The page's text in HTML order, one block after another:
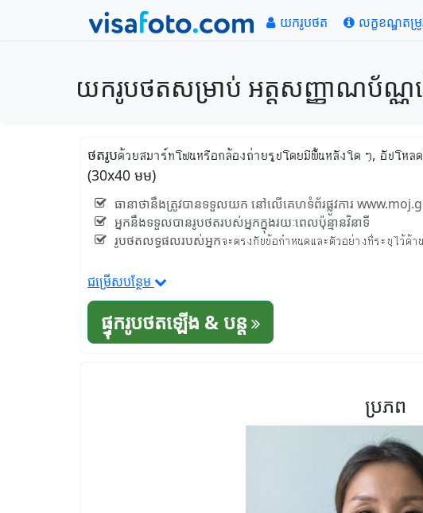
យករូបថត លក្ខខណ្ឌតម្
យករូបថតសម្រាប់ អត្តសញ្ញាណប័ណ្ណ
ថតរូបด้วยสมาร์ทโฟนหรือกล้องถ่ายรูปโดยมีพื้นหลังใด ๆ, อัป
(30x40 មម)
ធានាថានឹងត្រូវបានទទួលយក នៅលើគេហទំព័រផ្លូវការ
អ្នកនឹងទទួលបានរូបថតរបស់អ្នកក្នុងរយៈពេលប៉ុន្មានវិនាទី
រូបថតលទ្ធផលរបស់អ្នកจะตรงกับข้อกำหนดและตัวอย่างที่ระบุไว้ด้า
ជម្រើសបន្ថែម
ផ្ទុករូបថតឡើង & បន្ត
ប្រភព